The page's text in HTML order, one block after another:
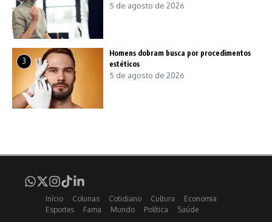
5 de agosto de 2026
3
Homens dobram busca por procedimentos
estéticos
5 de agosto de 2026
Início Colunas Cotidiano Cultura
Economia
Esportes
Fama Mundo Política Saúde